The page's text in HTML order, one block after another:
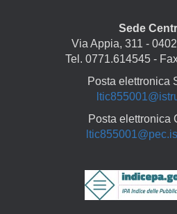
Sede
Via Appia, 311 -
Tel. 0771.614545 -
Posta elettronica
Posta elettronica